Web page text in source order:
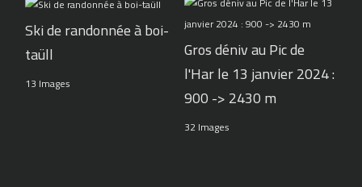
Ski de randonnée à boi-
taüll
13 Images
Gros déniv au Pic de
l'Har le 13 janvier 2024 :
900 -> 2430 m
32 Images